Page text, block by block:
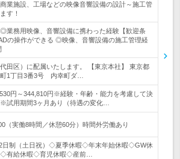
業施設、工場などの映像音響設備の設計～施工管
す！
◎業務用映像、音響設備に携わった経験【歓迎条
の操作ができる ◎映像、音響設備の施工管理経
田区）に配属いたします。 【東京本社】 東京都
1丁目3番3号 内幸町ダ…
円～344,810円※経験・年齢・能力を考慮して決
試用期間3ヶ月あり（待遇の変化…
（実働8時間／休憩60分）時間外労働あり
日制（土日祝）◇夏季休暇◇年末年始休暇◇GW休
有給休暇◇育児休暇◇産前…